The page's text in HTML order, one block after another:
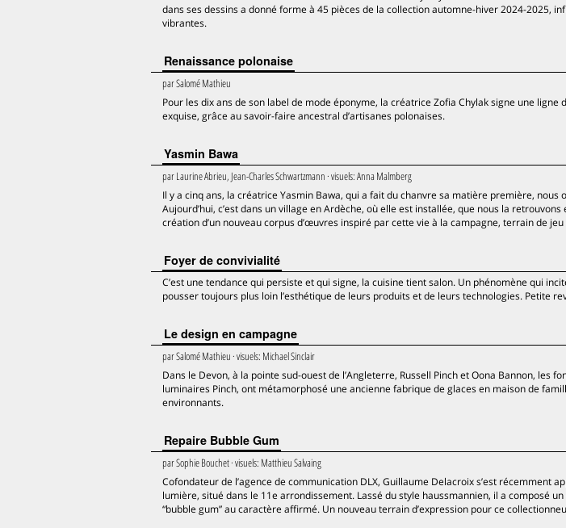
dans ses dessins a donné forme à 45 pièces de la collection automne-hiver 2024-2025,
vibrantes.
Renaissance polonaise
parSalomé Mathieu
Pour les dix ans de son label de mode éponyme, la créatrice Zofia Chylak signe une ligne
exquise, grâce au savoir-faire ancestral d’artisanes polonaises.
Yasmin Bawa
parLaurine Abrieu, Jean-Charles Schwartzmann · visuels:Anna Malmberg
Il y a cinq ans, la créatrice Yasmin Bawa, qui a fait du chanvre sa matière première,
Aujourd’hui, c’est dans un village en Ardèche, où elle est installée, que nous la
création d’un nouveau corpus d’œuvres inspiré par cette vie à la campagne, terrain de
Foyer de convivialité
C’est une tendance qui persiste et qui signe, la cuisine tient salon. Un phénomène qui
pousser toujours plus loin l’esthétique de leurs produits et de leurs technologies. Petite
Le design en campagne
parSalomé Mathieu · visuels: Michael Sinclair
Dans le Devon, à la pointe sud-ouest de l’Angleterre, Russell Pinch et Oona Bannon, les
luminaires Pinch, ont métamorphosé une ancienne fabrique de glaces en maison de
environnants.
Repaire Bubble Gum
parSophie Bouchet· visuels: Matthieu Salvaing
Cofondateur de l’agence de communication DLX, Guillaume Delacroix s’est récemment
lumière, situé dans le 11e arrondissement. Lassé du style haussmannien, il a composé
“bubble gum” au caractère affirmé. Un nouveau terrain d’expression pour ce